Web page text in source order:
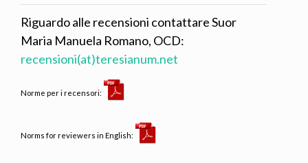
Riguardo alle recensioni contattare Suor
Maria Manuela Romano, OCD:
recensioni(at)teresianum.net
Norme per i recensori:
Norms for reviewers in English: